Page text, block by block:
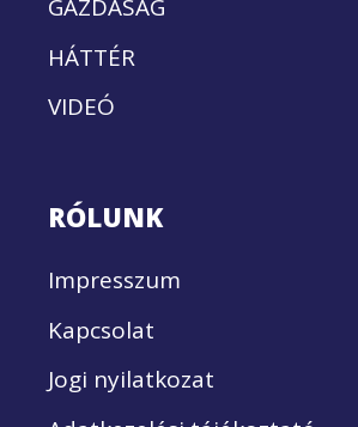
GAZDASÁG
HÁTTÉR
VIDEÓ
RÓLUNK
Impresszum
Kapcsolat
Jogi nyilatkozat